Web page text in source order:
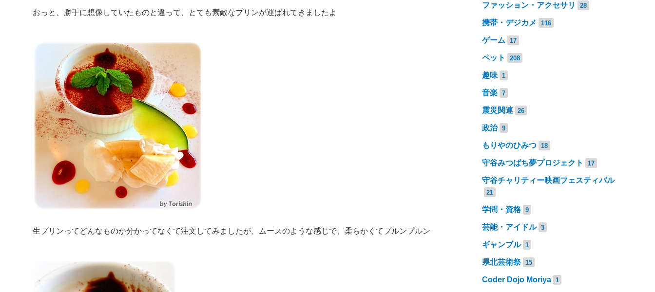
おっと、勝手に想像していたものと違って、とても素敵なプリンが運ばれてきましたよ
生プリンってどんなものか分かってなくて注文してみましたが、ムースのような感じで、柔らかくてプルンプルン
ファッション・アクセサリ 28
携帯・デジカメ 116
ゲーム 17
ペット 208
趣味 1
音楽 7
震災関連 26
政治 9
もりやのひみつ 18
守谷みつばち夢プロジェクト 17
守谷チャリティー映画フェスティバル
21
学問・資格 9
芸能・アイドル 3
ギャンブル 1
県北芸術祭 15
Coder Dojo Moriya 1